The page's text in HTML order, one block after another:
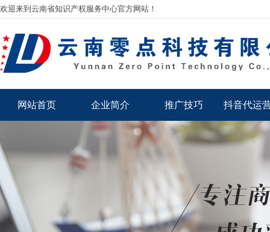
欢迎来到云南省知识产权服务中心官方网站！
网站首页 企业简介 推广技巧 抖音代运